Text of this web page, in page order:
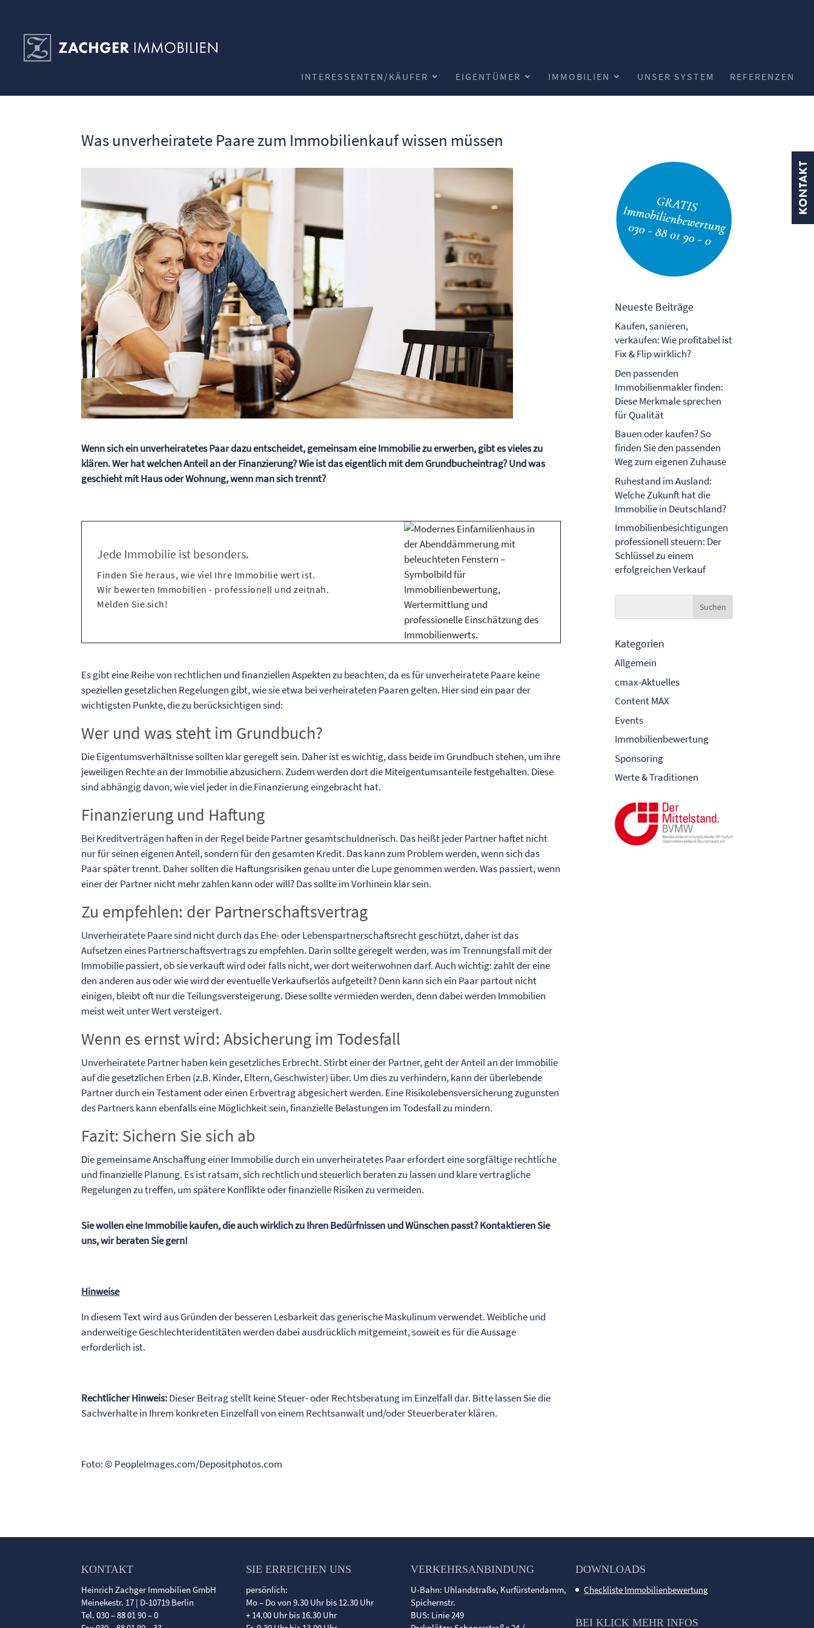
INTERESSENTEN/KÄUFER EIGENTÜMER IMMOBILIEN UNSER SYSTEM REFERENZEN
Was unverheiratete Paare zum Immobilienkauf wissen müssen
Wenn sich ein unverheiratetes Paar dazu entscheidet, gemeinsam eine Immobilie zu erwerben, gibt es vieles zu
klären. Wer hat welchen Anteil an der Finanzierung? Wie ist das eigentlich mit dem Grundbucheintrag? Und was
geschieht mit Haus oder Wohnung, wenn man sich trennt?
Jede Immobilie ist besonders.
Finden Sie heraus, wie viel Ihre Immobilie wert ist.
Wir bewerten Immobilien - professionell und zeitnah.
Melden Sie sich!
Es gibt eine Reihe von rechtlichen und finanziellen Aspekten zu beachten, da es für unverheiratete Paare keine
speziellen gesetzlichen Regelungen gibt, wie sie etwa bei verheirateten Paaren gelten. Hier sind ein paar der
wichtigsten Punkte, die zu berücksichtigen sind:
Wer und was steht im Grundbuch?
Die Eigentumsverhältnisse sollten klar geregelt sein. Daher ist es wichtig, dass beide im Grundbuch stehen, um ihre
jeweiligen Rechte an der Immobilie abzusichern. Zudem werden dort die Miteigentumsanteile festgehalten. Diese
sind abhängig davon, wie viel jeder in die Finanzierung eingebracht hat.
Finanzierung und Haftung
Bei Kreditverträgen haften in der Regel beide Partner gesamtschuldnerisch. Das heißt jeder Partner haftet nicht
nur für seinen eigenen Anteil, sondern für den gesamten Kredit. Das kann zum Problem werden, wenn sich das
Paar später trennt. Daher sollten die Haftungsrisiken genau unter die Lupe genommen werden. Was passiert, wenn
einer der Partner nicht mehr zahlen kann oder will? Das sollte im Vorhinein klar sein.
Zu empfehlen: der Partnerschaftsvertrag
Unverheiratete Paare sind nicht durch das Ehe- oder Lebenspartnerschaftsrecht geschützt, daher ist das
Aufsetzen eines Partnerschaftsvertrags zu empfehlen. Darin sollte geregelt werden, was im Trennungsfall mit der
Immobilie passiert, ob sie verkauft wird oder falls nicht, wer dort weiterwohnen darf. Auch wichtig: zahlt der eine
den anderen aus oder wie wird der eventuelle Verkaufserlös aufgeteilt? Denn kann sich ein Paar partout nicht
einigen, bleibt oft nur die Teilungsversteigerung. Diese sollte vermieden werden, denn dabei werden Immobilien
meist weit unter Wert versteigert.
Wenn es ernst wird: Absicherung im Todesfall
Unverheiratete Partner haben kein gesetzliches Erbrecht. Stirbt einer der Partner, geht der Anteil an der Immobilie
auf die gesetzlichen Erben (z.B. Kinder, Eltern, Geschwister) über. Um dies zu verhindern, kann der überlebende
Partner durch ein Testament oder einen Erbvertrag abgesichert werden. Eine Risikolebensversicherung zugunsten
des Partners kann ebenfalls eine Möglichkeit sein, finanzielle Belastungen im Todesfall zu mindern.
Fazit: Sichern Sie sich ab
Die gemeinsame Anschaffung einer Immobilie durch ein unverheiratetes Paar erfordert eine sorgfältige rechtliche
und finanzielle Planung. Es ist ratsam, sich rechtlich und steuerlich beraten zu lassen und klare vertragliche
Regelungen zu treffen, um spätere Konflikte oder finanzielle Risiken zu vermeiden.
Sie wollen eine Immobilie kaufen, die auch wirklich zu Ihren Bedürfnissen und Wünschen passt? Kontaktieren Sie
uns, wir beraten Sie gern!
Hinweise
In diesem Text wird aus Gründen der besseren Lesbarkeit das generische Maskulinum verwendet. Weibliche und
anderweitige Geschlechteridentitäten werden dabei ausdrücklich mitgemeint, soweit es für die Aussage
erforderlich ist.
Rechtlicher Hinweis:Dieser Beitrag stellt keine Steuer- oder Rechtsberatung im Einzelfall dar. Bitte lassen Sie die
Sachverhalte in Ihrem konkreten Einzelfall von einem Rechtsanwalt und/oder Steuerberater klären.
Foto: © PeopleImages.com/Depositphotos.com
Neueste Beiträge
Kaufen, sanieren,
verkaufen: Wie profitabel ist
Fix & Flip wirklich?
Den passenden
Immobilienmakler finden:
Diese Merkmale sprechen
für Qualität
Bauen oder kaufen? So
finden Sie den passenden
Weg zum eigenen Zuhause
Ruhestand im Ausland:
Welche Zukunft hat die
Immobilie in Deutschland?
Immobilienbesichtigungen
professionell steuern: Der
Schlüssel zu einem
erfolgreichen Verkauf
Kategorien
Allgemein
cmax-Aktuelles
Content MAX
Events
Immobilienbewertung
Sponsoring
Werte & Traditionen
KONTAKT
Heinrich Zachger Immobilien GmbH
Meinekestr. 17 | D-10719 Berlin
Tel. 030 – 88 01 90 – 0
SIE ERREICHEN UNS
persönlich:
Mo – Do von 9.30 Uhr bis 12.30 Uhr
+ 14.00 Uhr bis 16.30 Uhr
VERKEHRSANBINDUNG
U-Bahn: Uhlandstraße, Kurfürstendamm,
Spichernstr.
BUS: Linie 249
DOWNLOADS
Checkliste Immobilienbewertung
BEI KLICK MEHR INFOS